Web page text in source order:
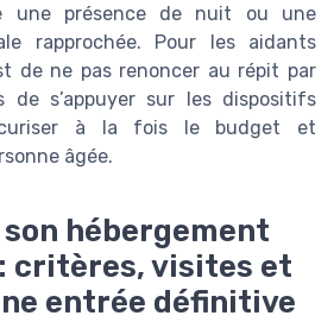
une présence de nuit ou une
rapprochée. Pour les aidants
de ne pas renoncer au répit par
de s’appuyer sur les dispositifs
à la fois le budget et
âgée.
hébergement
critères, visites et
entrée définitive